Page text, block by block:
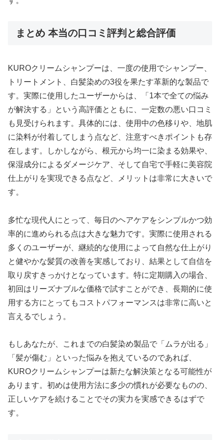
まとめ 本当の口コミ評判と総合評価
KUROクリームシャンプーは、一度の使用でシャンプー、
トリートメント、白髪染めの3役を果たす革新的な製品で
す。実際に使用したユーザーからは、「1本で全ての悩み
が解決する」という高評価とともに、一定数の悪い口コミ
も見受けられます。具体的には、使用中の色移りや、地肌
に染料が付着してしまう点など、注意すべきポイントも存
在します。しかしながら、根元から均一に染まる効果や、
保湿成分によるダメージケア、そして自宅で手軽に美容院
仕上がりを実現できる点など、メリットは非常に大きいで
す。
多忙な現代人にとって、毎日のヘアケアをシンプルかつ効
率的に進められる点は大きな魅力です。実際に使用される
多くのユーザーが、継続的な使用によって自然な仕上がり
と健やかな髪質の改善を実感しており、結果として自信を
取り戻すきっかけとなっています。特に定期購入の場合、
初回はリーズナブルな価格で試すことができ、長期的に使
用する方にとってもコストパフォーマンスは非常に高いと
言えるでしょう。
もしあなたが、これまでの白髪染め製品で「ムラが出る」
「髪が傷む」といった悩みを抱えているのであれば、
KUROクリームシャンプーは新たな解決策となる可能性が
あります。初めは使用方法に多少の慣れが必要なものの、
正しいケアを続けることでその実力を実感できるはずで
す。